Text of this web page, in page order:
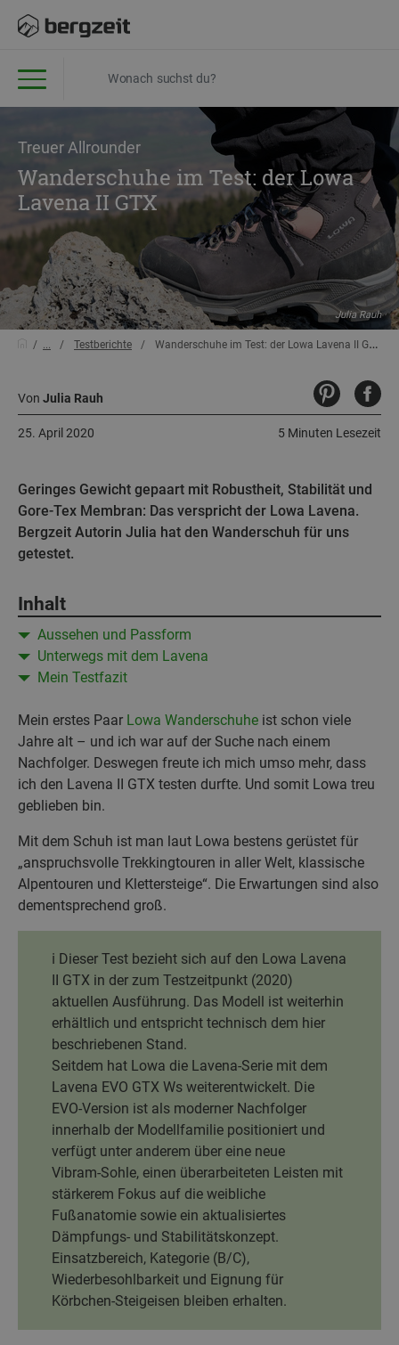
Treuer Allrounder
Wanderschuhe im Test: der Lowa
Lavena II GTX
Julia Rauh
... Testberichte Wanderschuhe im Test: der Lowa Lavena II GTX
Von Julia Rauh
5 Minuten Lesezeit
25. April 2020
Geringes Gewicht gepaart mit Robustheit, Stabilität und
Gore-Tex Membran: Das verspricht der Lowa Lavena.
Bergzeit Autorin Julia hat den Wanderschuh für uns
getestet.
Inhalt
Aussehen und Passform
Unterwegs mit dem Lavena
Mein Testfazit
Mein erstes Paar Lowa Wanderschuhe ist schon viele
Jahre alt – und ich war auf der Suche nach einem
Nachfolger. Deswegen freute ich mich umso mehr, dass
ich den Lavena II GTX testen durfte. Und somit Lowa treu
geblieben bin.
Mit dem Schuh ist man laut Lowa bestens gerüstet für
„anspruchsvolle Trekkingtouren in aller Welt, klassische
Alpentouren und Klettersteige“. Die Erwartungen sind also
dementsprechend groß.
ℹ️ Dieser Test bezieht sich auf den Lowa Lavena
II GTX in der zum Testzeitpunkt (2020)
aktuellen Ausführung. Das Modell ist weiterhin
erhältlich und entspricht technisch dem hier
beschriebenen Stand.
Seitdem hat Lowa die Lavena‑Serie mit dem
Lavena EVO GTX Ws weiterentwickelt. Die
EVO‑Version ist als moderner Nachfolger
innerhalb der Modellfamilie positioniert und
verfügt unter anderem über eine neue
Vibram‑Sohle, einen überarbeiteten Leisten mit
stärkerem Fokus auf die weibliche
Fußanatomie sowie ein aktualisiertes
Dämpfungs‑ und Stabilitätskonzept.
Einsatzbereich, Kategorie (B/C),
Wiederbesohlbarkeit und Eignung für
Körbchen‑Steigeisen bleiben erhalten.